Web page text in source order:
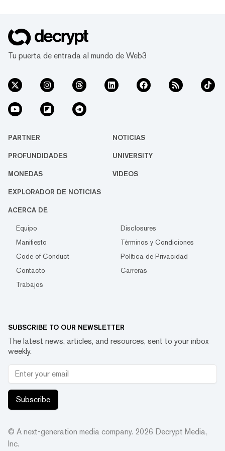
Tu puerta de entrada al mundo de Web3
PARTNER NOTICIAS
PROFUNDIDADES UNIVERSITY
MONEDAS VIDEOS
EXPLORADOR DE NOTICIAS
ACERCA DE
Equipo
Disclosures
Manifiesto
Términos y Condiciones
Code of Conduct
Política de Privacidad
Contacto
Carreras
Trabajos
SUBSCRIBE TO OUR NEWSLETTER
The latest news, articles, and resources, sent to your inbox
weekly.
Subscribe
© A next-generation media company. 2026 Decrypt Media,
Inc.